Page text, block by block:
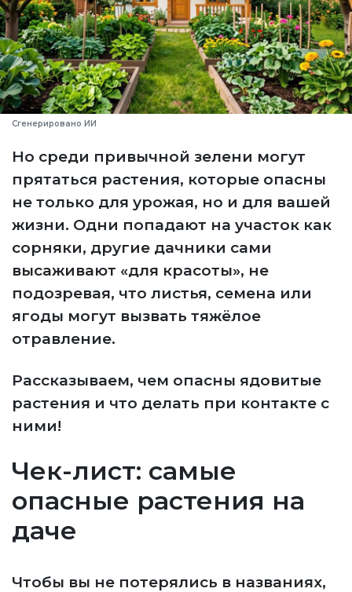
Сгенерировано ИИ
Но среди привычной зелени могут
прятаться растения, которые опасны
не только для урожая, но и для вашей
жизни. Одни попадают на участок как
сорняки, другие дачники сами
высаживают «для красоты», не
подозревая, что листья, семена или
ягоды могут вызвать тяжёлое
отравление.
Рассказываем, чем опасны ядовитые
растения и что делать при контакте с
ними!
Чек-лист: самые
опасные растения на
даче
Чтобы вы не потерялись в названиях,